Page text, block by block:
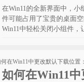
在Win11的全新界面中，小
件可能占用了宝贵的桌面
Win11中轻松关闭小组件，
如何在Win11